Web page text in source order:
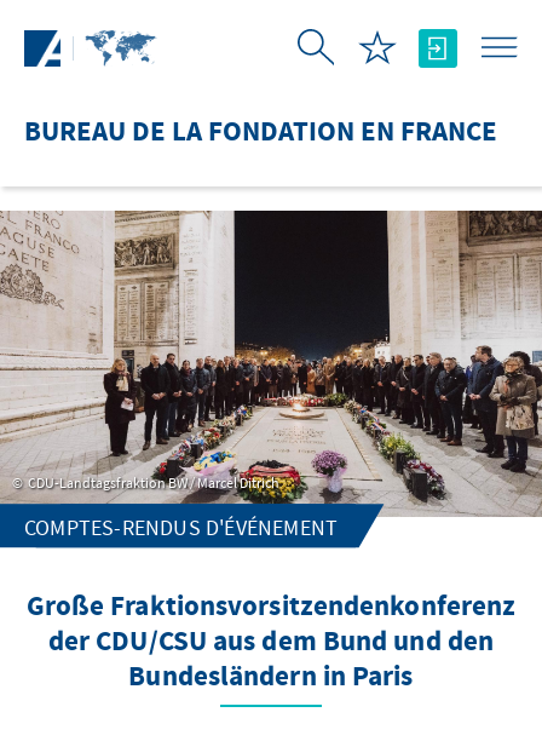
BUREAU DE LA FONDATION EN FRANCE
CDU-Landtagsfraktion BW / Marcel Ditrich
COMPTES-RENDUS D'ÉVÉNEMENT
Große Fraktionsvorsitzendenkonferenz
der CDU/CSU aus dem Bund und den
Bundesländern in Paris